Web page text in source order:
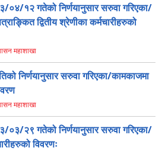
०४/१२ गतेको निर्णयानुसार सरुवा गरिएका/
द्वितीय श्रेणीका कर्मचारीहरुको
महाशाखा
निर्णयानुसार सरुवा गरिएका/कामकाजमा
महाशाखा
०३/२९ गतेको निर्णयानुसार सरुवा गरिएका/
विवरणः